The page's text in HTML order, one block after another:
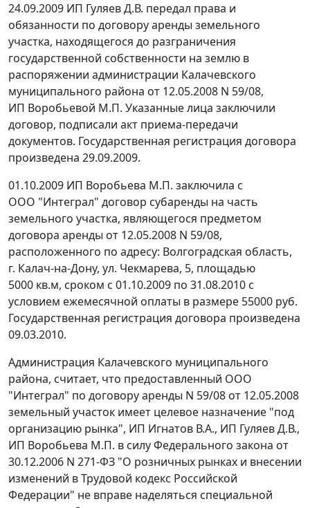
24.09.2009 ИП Гуляев Д.В. передал права и
обязанности по договору аренды земельного
участка, находящегося до разграничения
государственной собственности на землю в
распоряжении администрации Калачевского
муниципального района от 12.05.2008 N 59/08,
ИП Воробьевой М.П. Указанные лица заключили
договор, подписали акт приема-передачи
документов. Государственная регистрация договора
произведена 29.09.2009.
01.10.2009 ИП Воробьева М.П. заключила с
ООО "Интеграл" договор субаренды на часть
земельного участка, являющегося предметом
договора аренды от 12.05.2008 N 59/08,
расположенного по адресу: Волгоградская область,
г. Калач-на-Дону, ул. Чекмарева, 5, площадью
5000 кв.м, сроком с 01.10.2009 по 31.08.2010 с
условием ежемесячной оплаты в размере 55000 руб.
Государственная регистрация договора произведена
09.03.2010.
Администрация Калачевского муниципального
района, считает, что предоставленный ООО
"Интеграл" по договору аренды N 59/08 от 12.05.2008
земельный участок имеет целевое назначение "под
организацию рынка", ИП Игнатов В.А., ИП Гуляев Д.В.,
ИП Воробьева М.П. в силуФедерального закона от
30.12.2006 N 271-ФЗ "О розничных рынках и внесении
изменений в Трудовой кодекс Российской
Федерации" не вправе наделяться специальной